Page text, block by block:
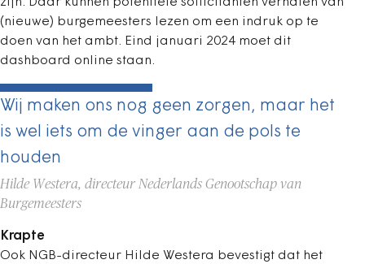
(nieuwe) burgemeesters lezen om een indruk op te
doen van het ambt. Eind januari 2024 moet dit
dashboard online staan.
Wij maken ons nog geen zorgen, maar het
is wel iets om de vinger aan de pols te
houden
Hilde Westera, directeur Nederlands Genootschap van
Burgemeesters
Krapte
Ook NGB-directeur Hilde Westera bevestigt dat het